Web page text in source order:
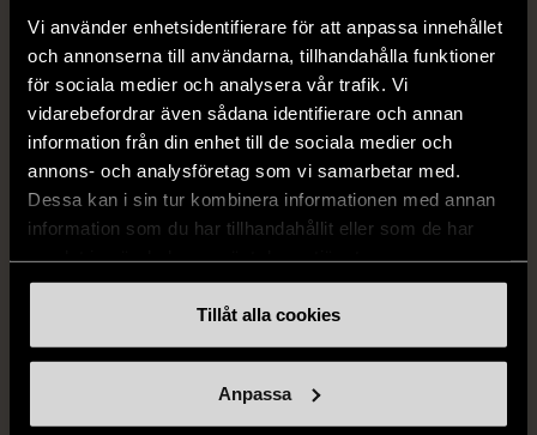
Vi använder enhetsidentifierare för att anpassa innehållet
och annonserna till användarna, tillhandahålla funktioner
för sociala medier och analysera vår trafik. Vi
vidarebefordrar även sådana identifierare och annan
information från din enhet till de sociala medier och
annons- och analysföretag som vi samarbetar med.
Dessa kan i sin tur kombinera informationen med annan
information som du har tillhandahållit eller som de har
Tillåt alla cookies
Anpassa
M (38-40) Gott skick